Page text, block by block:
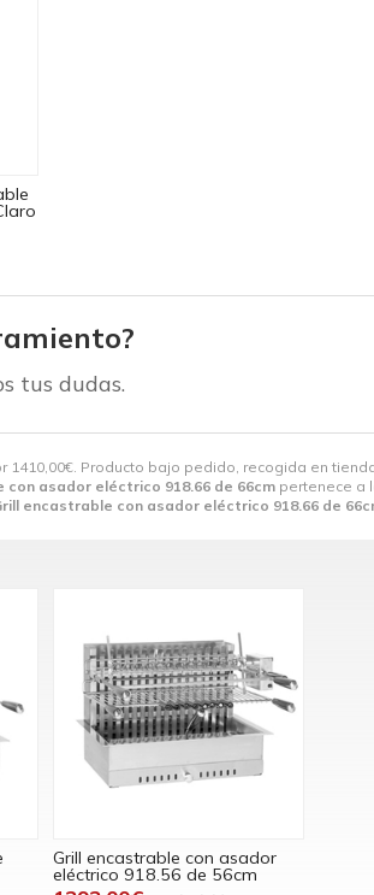
1410,00€. Producto bajo pedido, recogida en
con asador eléctrico 918.66 de 66cm pertenece a
encastrable con asador eléctrico 918.66 de
tus dudas.
Grill encastrable con asador
eléctrico 918.56 de 56cm